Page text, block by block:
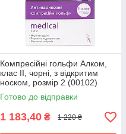
Компресійні гольфи Алком,
клас II, чорні, з відкритим
носком, розмір 2 (00102)
Готово до відправки
1 183,40 ₴ 1 220 ₴